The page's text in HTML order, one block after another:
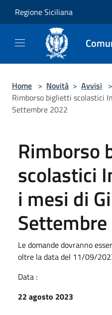
Regione Siciliana
Home > Novità > Avvisi >
Rimborso biglietti scolastici
Settembre 2022
Rimborso
scolastici
i mesi di
Le domande dovranno
oltre la data del 11/09/
Data :
22 agosto 2023